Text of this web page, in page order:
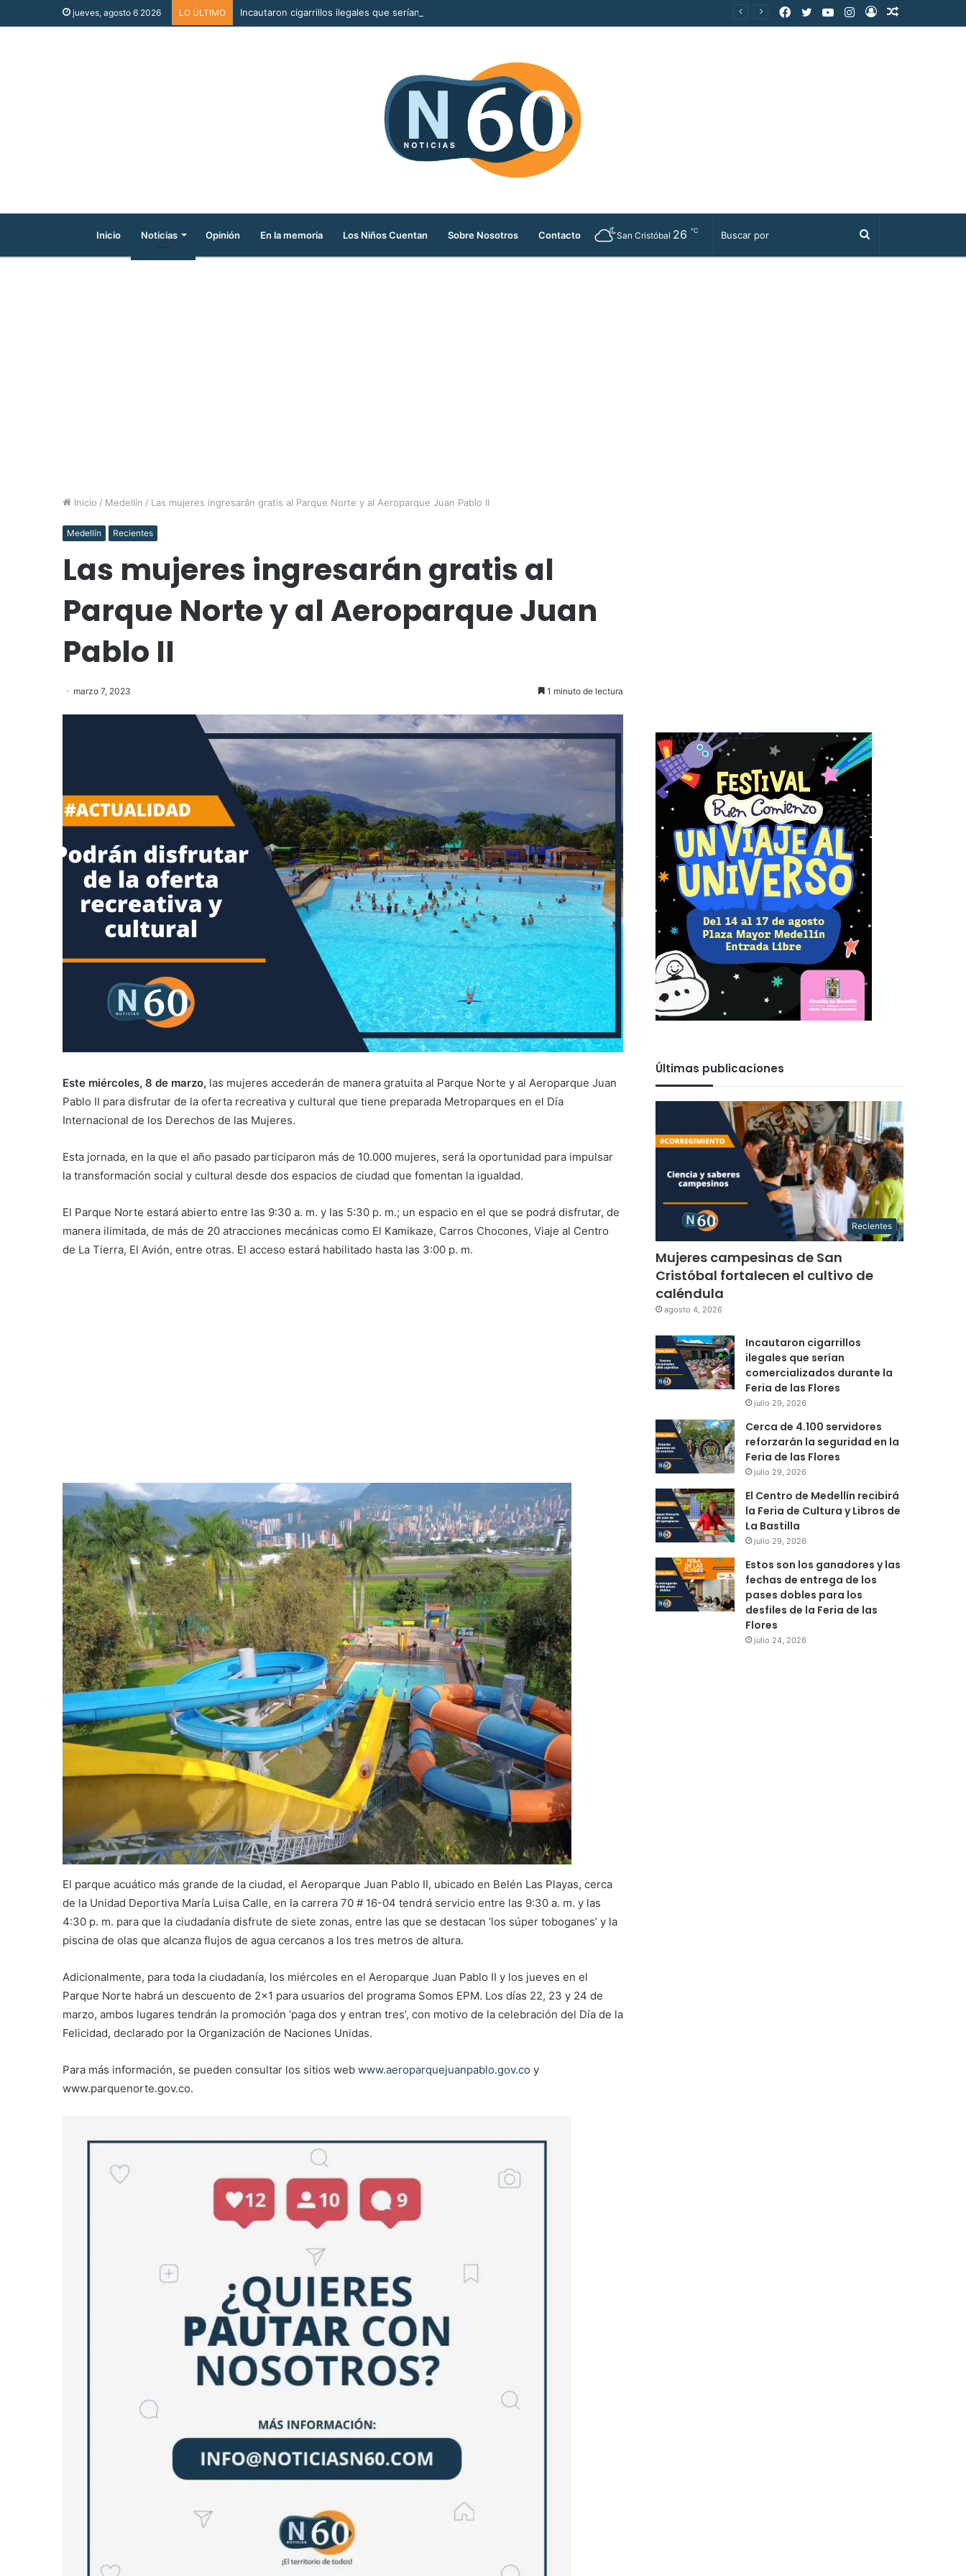
jueves, agosto 6 2026 LO ÚLTIMO Incautaron cigarrillos ilegales que serían comercializados durante la Feria de las Flores
Publicación
Acceso
Instagram
YouTube
Twitter
Facebook
Inicio Noticias Opinión En la memoria Los Niños Cuentan Sobre Nosotros Contacto Buscar
San Cristóbal 26 ℃
Inicio / Medellín / Las mujeres ingresarán gratis al Parque Norte y al Aeroparque Juan Pablo II
Medellín Recientes
Las mujeres ingresarán gratis al
Parque Norte y al Aeroparque Juan
Pablo II
marzo 7, 2023 1 minuto de lectura
Este miércoles, 8 de marzo, las mujeres accederán de manera gratuita al Parque Norte y al Aeroparque Juan
Pablo II para disfrutar de la oferta recreativa y cultural que tiene preparada Metroparques en el Día
Internacional de los Derechos de las Mujeres.
Esta jornada, en la que el año pasado participaron más de 10.000 mujeres, será la oportunidad para impulsar
la transformación social y cultural desde dos espacios de ciudad que fomentan la igualdad.
El Parque Norte estará abierto entre las 9:30 a. m. y las 5:30 p. m.; un espacio en el que se podrá disfrutar, de
manera ilimitada, de más de 20 atracciones mecánicas como El Kamikaze, Carros Chocones, Viaje al Centro
de La Tierra, El Avión, entre otras. El acceso estará habilitado hasta las 3:00 p. m.
El parque acuático más grande de la ciudad, el Aeroparque Juan Pablo II, ubicado en Belén Las Playas, cerca
de la Unidad Deportiva María Luisa Calle, en la carrera 70 # 16-04 tendrá servicio entre las 9:30 a. m. y las
4:30 p. m. para que la ciudadanía disfrute de siete zonas, entre las que se destacan ‘los súper toboganes’ y la
piscina de olas que alcanza flujos de agua cercanos a los tres metros de altura.
Adicionalmente, para toda la ciudadanía, los miércoles en el Aeroparque Juan Pablo II y los jueves en el
Parque Norte habrá un descuento de 2×1 para usuarios del programa Somos EPM. Los días 22, 23 y 24 de
marzo, ambos lugares tendrán la promoción ‘paga dos y entran tres’, con motivo de la celebración del Día de la
Felicidad, declarado por la Organización de Naciones Unidas.
Para más información, se pueden consultar los sitios web www.aeroparquejuanpablo.gov.co y
www.parquenorte.gov.co.
Últimas publicaciones
Recientes
Mujeres campesinas de San
Cristóbal fortalecen el cultivo de
caléndula
agosto 4, 2026
Incautaron cigarrillos
ilegales que serían
comercializados durante la
Feria de las Flores
julio 29, 2026
Cerca de 4.100 servidores
reforzarán la seguridad en la
Feria de las Flores
julio 29, 2026
El Centro de Medellín recibirá
la Feria de Cultura y Libros de
La Bastilla
julio 29, 2026
Estos son los ganadores y las
fechas de entrega de los
pases dobles para los
desfiles de la Feria de las
Flores
julio 24, 2026